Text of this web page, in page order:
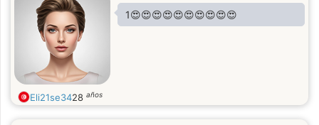
1😍😍😍😍😍😍😍😍😍😍
Eli21se3428 años